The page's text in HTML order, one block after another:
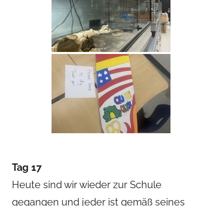
Tag 17
Heute sind wir wieder zur Schule
gegangen und jeder ist gemäß seines